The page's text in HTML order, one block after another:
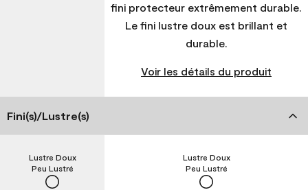
fini protecteur extrêmement durable.
Le fini lustre doux est brillant et
durable.
Voir les détails du produit
Fini(s)/Lustre(s)
Peu Lustré
Lustre Doux
Peu Lustré
Lustre Doux